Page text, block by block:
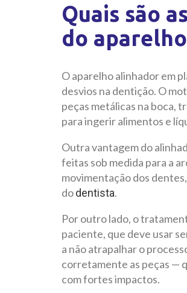
Quais são
do
O aparelho alinhador em
desvios na dentição. O
peças metálicas na boca,
para ingerir alimentos e
Outra vantagem do
feitas sob medida para a
movimentação dos
dodentista.
Por outro lado, o
paciente, que deve usar
a não atrapalhar o
corretamente as peças —
com fortes impactos.